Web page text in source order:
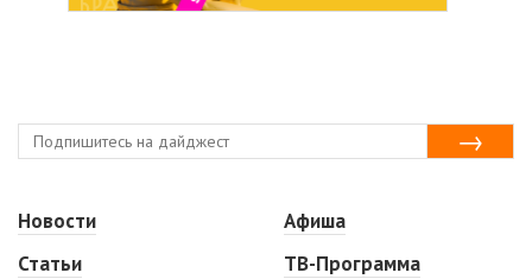
Новости
Статьи
Афиша
ТВ-Программа